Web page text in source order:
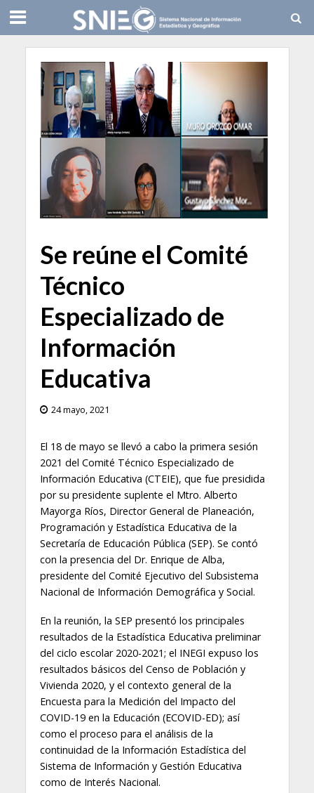
Se reúne el Comité
Técnico
Especializado de
Información
Educativa
24 mayo, 2021
El 18 de mayo se llevó a cabo la primera sesión
2021 del Comité Técnico Especializado de
Información Educativa (CTEIE), que fue presidida
por su presidente suplente el Mtro. Alberto
Mayorga Ríos, Director General de Planeación,
Programación y Estadística Educativa de la
Secretaría de Educación Pública (SEP). Se contó
con la presencia del Dr. Enrique de Alba,
presidente del Comité Ejecutivo del Subsistema
Nacional de Información Demográfica y Social.
En la reunión, la SEP presentó los principales
resultados de la Estadística Educativa preliminar
del ciclo escolar 2020-2021; el INEGI expuso los
resultados básicos del Censo de Población y
Vivienda 2020, y el contexto general de la
Encuesta para la Medición del Impacto del
COVID-19 en la Educación (ECOVID-ED); así
como el proceso para el análisis de la
continuidad de la Información Estadística del
Sistema de Información y Gestión Educativa
como de Interés Nacional.